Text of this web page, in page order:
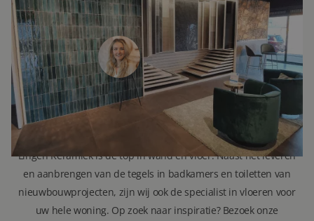
Janine Vermaas
Verkoopadviseur
071 579 43 55
(Leiden)
010 202 15 15
(Capelle aan den IJssel)
info@lingenkeramiek.nl
Lingen Keramiek is de top in wand en vloer. Naast het leveren
en aanbrengen van de tegels in badkamers en toiletten van
nieuwbouwprojecten, zijn wij ook de specialist in vloeren voor
uw hele woning. Op zoek naar inspiratie? Bezoek onze